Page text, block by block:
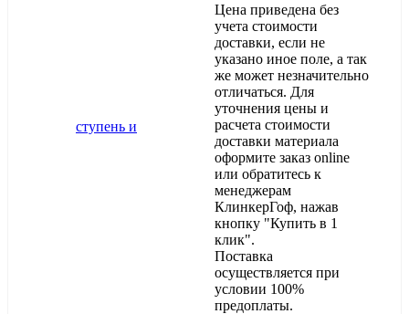
Цена приведена без
учета стоимости
доставки, если не
указано иное поле, а так
же может незначительно
отличаться. Для
уточнения цены и
расчета стоимости
доставки материала
оформите заказ online
или обратитесь к
менеджерам
КлинкерГоф, нажав
кнопку "Купить в 1
клик".
Поставка
осуществляется при
условии 100%
предоплаты.